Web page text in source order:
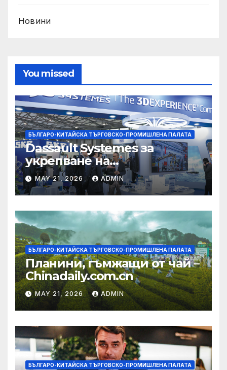
Новини
You missed
БЪЛГАРО-КИТАЙСКА ТЪРГОВСКО-ПРОМИШЛЕНА ПАЛАТА
Dassault Systemes за
укрепване на
изграждането на AI
екосистема в Китай
MAY 21, 2026 ADMIN
БЪЛГАРО-КИТАЙСКА ТЪРГОВСКО-ПРОМИШЛЕНА ПАЛАТА
Планини, гъмжащи от чай –
Chinadaily.com.cn
MAY 21, 2026 ADMIN
БЪЛГАРО-КИТАЙСКА ТЪРГОВСКО-ПРОМИШЛЕНА ПАЛАТА